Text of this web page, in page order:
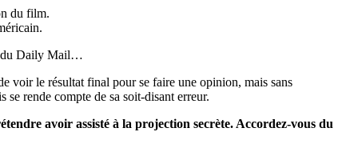
du film.
du Daily Mail…
voir le résultat final pour se faire une opinion, mais sans
se rende compte de sa soit-disant erreur.
avoir assisté à la projection secrète. Accordez-vous du